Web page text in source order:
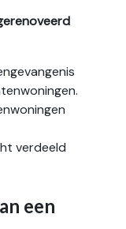
verdeeld
een